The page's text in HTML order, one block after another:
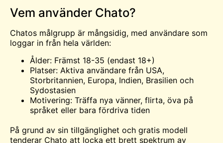
Vem använder Chato?
Chatos målgrupp är mångsidig, med användare som
loggar in från hela världen:
Ålder: Främst 18-35 (endast 18+)
Platser: Aktiva användare från USA,
Storbritannien, Europa, Indien, Brasilien och
Sydostasien
Motivering: Träffa nya vänner, flirta, öva på
språket eller bara fördriva tiden
På grund av sin tillgänglighet och gratis modell
tenderar Chato att locka ett brett spektrum av